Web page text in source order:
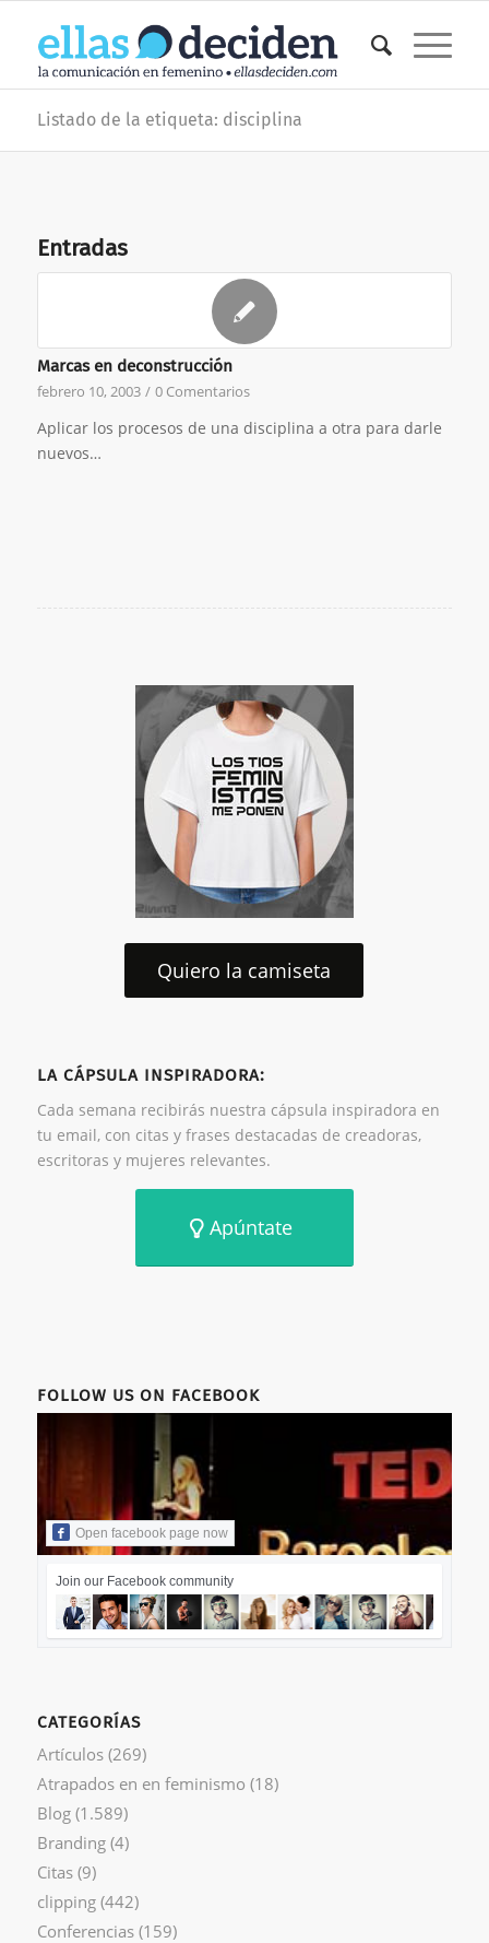
Listado de la etiqueta: disciplina
Entradas
Marcas en deconstrucción
febrero 10, 2003 / 0 Comentarios
Aplicar los procesos de una disciplina a otra para darle
nuevos…
Quiero la camiseta
LA CÁPSULA INSPIRADORA:
Cada semana recibirás nuestra cápsula inspiradora en
tu email, con citas y frases destacadas de creadoras,
escritoras y mujeres relevantes.
Apúntate
FOLLOW US ON FACEBOOK
Open facebook page now
Join our Facebook community
CATEGORÍAS
Artículos(269)
Atrapados en en feminismo (18)
Blog(1.589)
Branding(4)
Citas(9)
clipping(442)
Conferencias(159)